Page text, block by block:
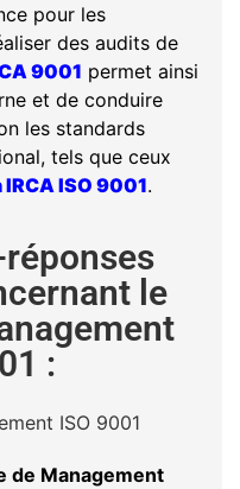
pour les
des audits de
9001 permet ainsi
et de conduire
les standards
tels que ceux
ISO 9001.
le
:
de Management